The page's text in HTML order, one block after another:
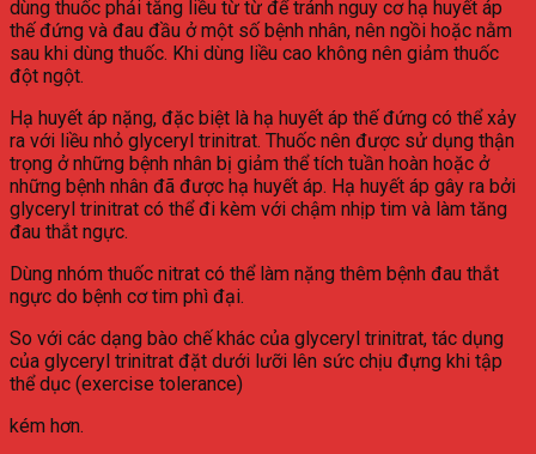
dùng thuốc phải tăng liều từ từ để tránh nguy cơ hạ huyết áp
thế đứng và đau đầu ở một số bệnh nhân, nên ngồi hoặc nằm
sau khi dùng thuốc. Khi dùng liều cao không nên giảm thuốc
đột ngột.
Hạ huyết áp nặng, đặc biệt là hạ huyết áp thế đứng có thể xảy
ra với liều nhỏ glyceryl trinitrat. Thuốc nên được sử dụng thận
trọng ở những bệnh nhân bị giảm thể tích tuần hoàn hoặc ở
những bệnh nhân đã được hạ huyết áp. Hạ huyết áp gây ra bởi
glyceryl trinitrat có thể đi kèm với chậm nhịp tim và làm tăng
đau thắt ngực.
Dùng nhóm thuốc nitrat có thể làm nặng thêm bệnh đau thắt
ngực do bệnh cơ tim phì đại.
So với các dạng bào chế khác của glyceryl trinitrat, tác dụng
của glyceryl trinitrat đặt dưới lưỡi lên sức chịu đựng khi tập
thể dục (exercise tolerance)
kém hơn.